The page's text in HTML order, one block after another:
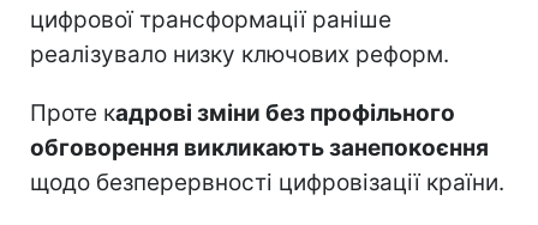
цифрової трансформації раніше
реалізувало низку ключових реформ.
Проте кадрові зміни без профільного
обговорення викликають занепокоєння
щодо безперервності цифровізації країни.